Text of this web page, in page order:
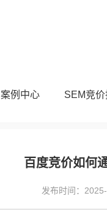
案例中心 SEM竞价
SEM其他
百度竞价如何
发布时间：